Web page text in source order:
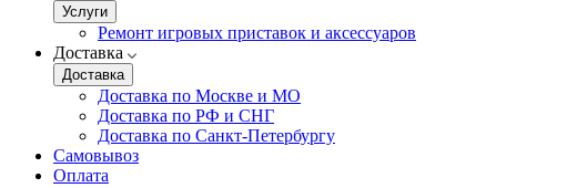
Услуги
Ремонт игровых приставок и аксессуаров
Доставка
Доставка
Доставка по Москве и МО
Доставка по РФ и СНГ
Доставка по Санкт-Петербургу
Самовывоз
Оплата